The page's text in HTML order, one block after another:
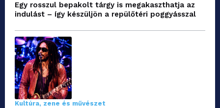
Egy rosszul bepakolt tárgy is megakaszthatja az
indulást – így készüljön a repülőtéri poggyásszal
Kultúra, zene és művészet